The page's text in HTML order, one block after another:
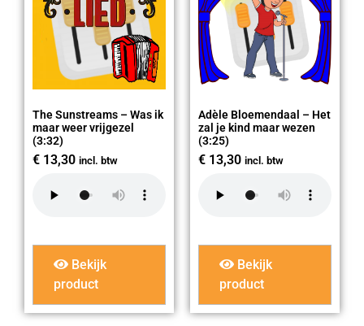
The Sunstreams – Was ik
maar weer vrijgezel
(3:32)
€ 13,30 incl. btw
Bekijk
product
Adèle Bloemendaal – Het
zal je kind maar wezen
(3:25)
€ 13,30 incl. btw
Bekijk
product